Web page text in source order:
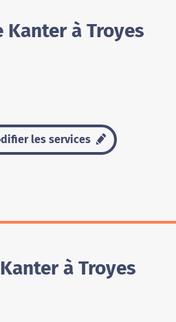
Kanter à Troyes
les services
à Troyes